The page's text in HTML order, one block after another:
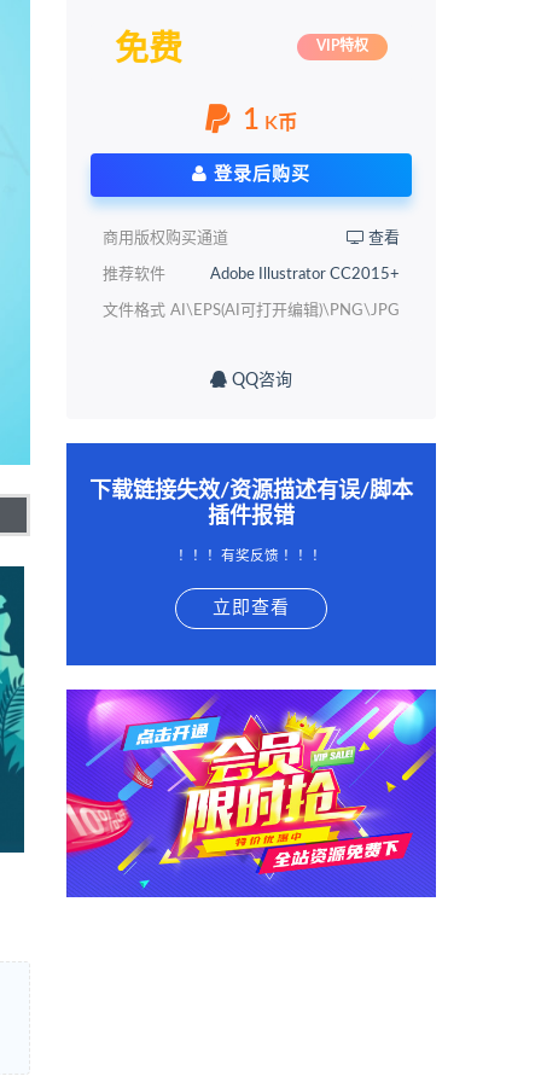
免费 VIP特权
1 K币
登录后购买
商用版权购买通道 查看
推荐软件 Adobe Illustrator CC2015+
文件格式 AI\EPS(AI可打开编辑)\PNG\JPG
QQ咨询
下载链接失效/资源描述有误/脚本
插件报错
！！！有奖反馈 ！！！
立即查看